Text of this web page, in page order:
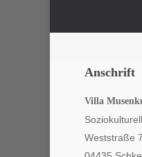
Anschrift
Villa
Weststraße 7